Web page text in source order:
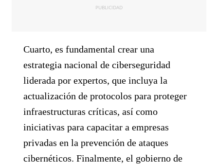
PUBLICIDAD
Cuarto, es fundamental crear una
estrategia nacional de ciberseguridad
liderada por expertos, que incluya la
actualización de protocolos para proteger
infraestructuras críticas, así como
iniciativas para capacitar a empresas
privadas en la prevención de ataques
cibernéticos. Finalmente, el gobierno de